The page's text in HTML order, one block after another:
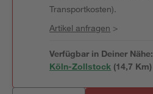
Transportkosten).
Artikel anfragen >
Verfügbar in Deiner Nähe:
Köln-Zollstock (14,7 Km)